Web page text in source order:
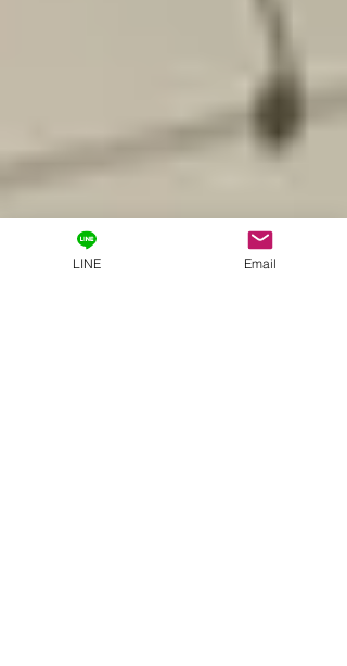
LINE Email